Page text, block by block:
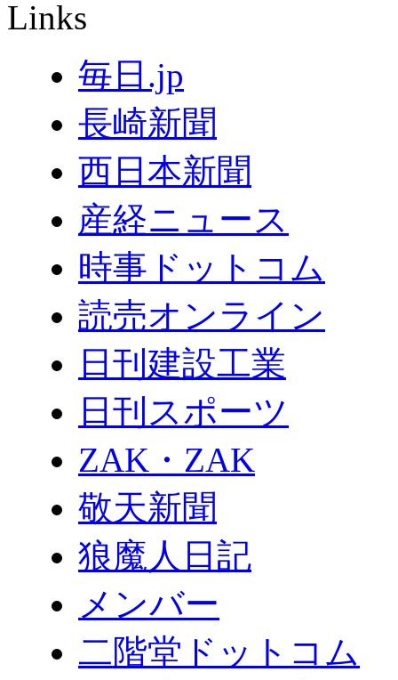
Links
毎日.jp
長崎新聞
西日本新聞
産経ニュース
時事ドットコム
読売オンライン
日刊建設工業
日刊スポーツ
ZAK・ZAK
敬天新聞
狼魔人日記
メンバー
二階堂ドットコム